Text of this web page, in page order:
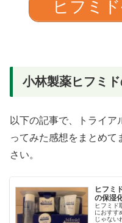
ヒフミ
小林製薬ヒフミ
以下の記事で、トライ
ってみた感想をまとめて
さい。
ヒフミ
の保湿
ヒフミド
におすす
じゃない